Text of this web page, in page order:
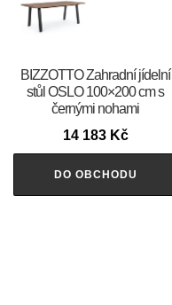
BIZZOTTO Zahradní jídelní
stůl OSLO 100×200 cm s
černými nohami
14 183 Kč
DO OBCHODU